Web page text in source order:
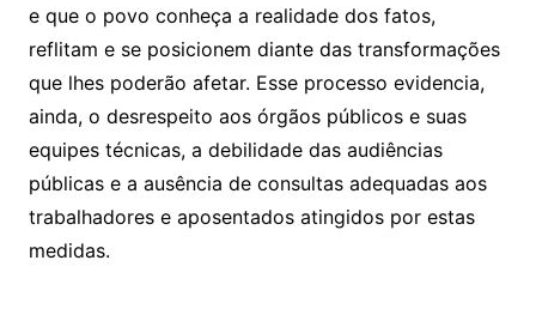
e que o povo conheça a realidade dos fatos,
reflitam e se posicionem diante das transformações
que lhes poderão afetar. Esse processo evidencia,
ainda, o desrespeito aos órgãos públicos e suas
equipes técnicas, a debilidade das audiências
públicas e a ausência de consultas adequadas aos
trabalhadores e aposentados atingidos por estas
medidas.